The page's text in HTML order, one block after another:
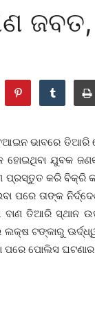
ଭାବରେ
ଯୁବକ
ପ୍ରସ୍ତୁତ କରି
ତାଙ୍କ
ତିଆରି ସ୍ଥାନ
ଟଙ୍କାରୁ
ପରେ ପୋଲିସ